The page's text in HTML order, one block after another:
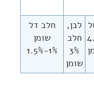
לבן,
חלב
3%
שומן
חלב דל
שומן
1%-1.5%